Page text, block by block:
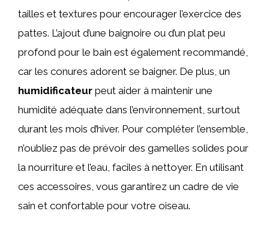
tailles et textures pour encourager l’exercice des
pattes. L’ajout d’une baignoire ou d’un plat peu
profond pour le bain est également recommandé,
car les conures adorent se baigner. De plus, un
humidificateur peut aider à maintenir une
humidité adéquate dans l’environnement, surtout
durant les mois d’hiver. Pour compléter l’ensemble,
n’oubliez pas de prévoir des gamelles solides pour
la nourriture et l’eau, faciles à nettoyer. En utilisant
ces accessoires, vous garantirez un cadre de vie
sain et confortable pour votre oiseau.